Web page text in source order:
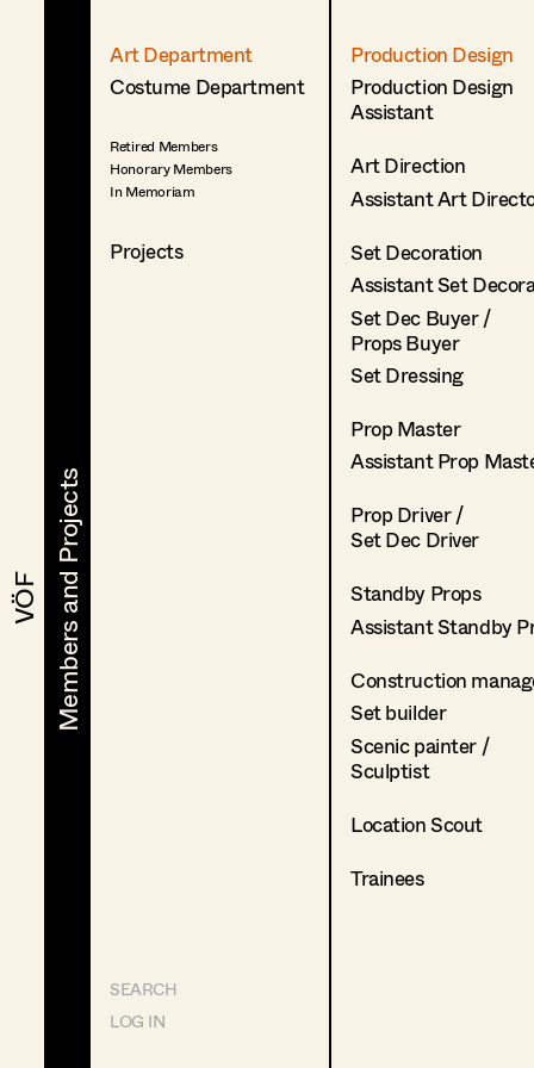
VÖF
VÖF Members and Projects
Members and Projects
Art Department
Costume Department
Retired Members
Honorary Members
In Memoriam
Projects
SEARCH
LOG IN
Production Design
Production Design
Assistant
Art Direction
Assistant Art
Set Decoration
Assistant Set
Set Dec Buyer /
Props Buyer
Set Dressing
Prop Master
Assistant Prop
Prop Driver /
Set Dec Driver
Standby Props
Assistant Standby
Construction
Set builder
Scenic painter /
Sculptist
Location Scout
Trainees